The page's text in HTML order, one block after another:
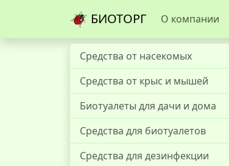
БИОТОРГ О компании
Средства от насекомых
Средства от крыс и мышей
Биотуалеты для дачи и дома
Средства для биотуалетов
Средства для дезинфекции